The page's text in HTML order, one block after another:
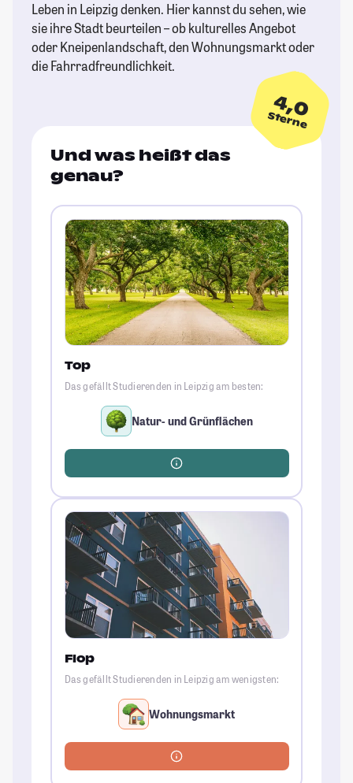
Leben in Leipzig denken. Hier kannst du sehen, wie
sie ihre Stadt beurteilen – ob kulturelles Angebot
oder Kneipenlandschaft, den Wohnungsmarkt oder
die Fahrradfreundlichkeit.
4,0
Sterne
Und was heißt das
genau?
Top
Das gefällt Studierenden in Leipzig am besten:
Natur- und Grünflächen
Flop
Das gefällt Studierenden in Leipzig am wenigsten:
Wohnungsmarkt